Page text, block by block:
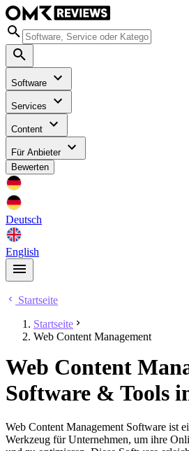
Software
Services
Content
Für Anbieter
Bewerten
Deutsch
English
Startseite
Startseite
Web Content Management
Web Content
Software & Tools
Web Content Management Software ist
Werkzeug für Unternehmen, um ihre